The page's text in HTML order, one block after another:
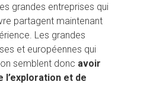
grandes entreprises qui
partagent maintenant
Les grandes
et européennes qui
semblent donc avoir
l’exploration et de